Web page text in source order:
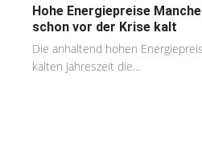
Hohe Energiepreise
schon vor der Krise kalt
Die anhaltend hohen
kalten Jahreszeit die...